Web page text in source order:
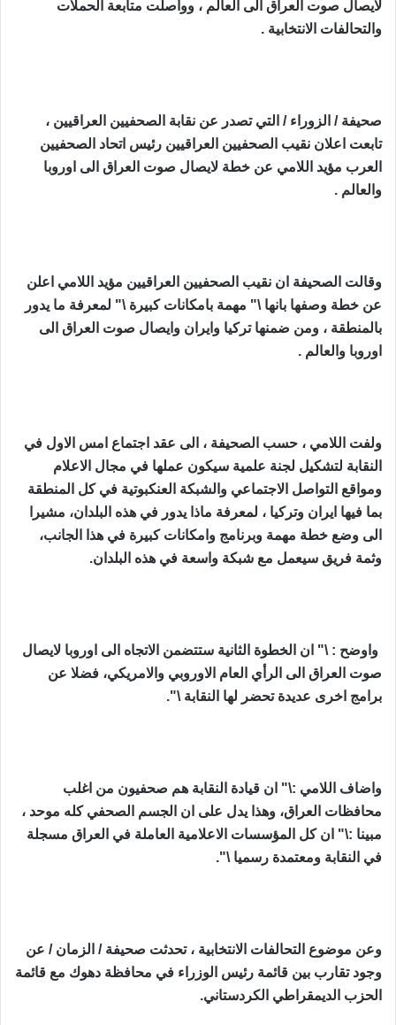
لايصال صوت العراق الى العالم ، وواصلت متابعة الحملات
والتحالفات ‏الانتخابية .‏
صحيفة / الزوراء / التي تصدر عن نقابة الصحفيين العراقيين ،
تابعت اعلان نقيب ‏الصحفيين العراقيين رئيس اتحاد الصحفيين
العرب مؤيد اللامي عن خطة لايصال ‏صوت العراق الى اوروبا
والعالم .‏
وقالت الصحيفة ان نقيب الصحفيين العراقيين مؤيد اللامي اعلن
عن خطة وصفها ‏بانها \" مهمة بامكانات كبيرة \" لمعرفة ما يدور
بالمنطقة ، ومن ضمنها تركيا وايران ‏وايصال صوت العراق الى
اوروبا والعالم .‏
ولفت اللامي ، حسب الصحيفة ، الى عقد اجتماع امس الاول في
النقابة لتشكيل لجنة ‏علمية سيكون عملها في مجال الاعلام
ومواقع التواصل الاجتماعي والشبكة العنكبوتية ‏في كل المنطقة
بما فيها ايران وتركيا ، لمعرفة ماذا يدور في هذه البلدان، مشيرا
الى ‏وضع خطة مهمة وبرنامج وامكانات كبيرة في هذا الجانب،
وثمة فريق سيعمل مع ‏شبكة واسعة في هذه البلدان.‏
‏ واوضح : \" ان الخطوة الثانية ستتضمن الاتجاه الى اوروبا لايصال
صوت العراق ‏الى الرأي العام الاوروبي والامريكي، فضلا عن
برامج اخرى عديدة تحضر لها ‏النقابة \".‏
واضاف اللامي :\" ان قيادة النقابة هم صحفيون من اغلب
محافظات العراق، وهذا ‏يدل على ان الجسم الصحفي كله موحد ،
مبينا :\" ان كل المؤسسات الاعلامية العاملة ‏في العراق مسجلة
في النقابة ومعتمدة رسميا \".‏
وعن موضوع التحالفات الانتخابية ، تحدثت صحيفة / الزمان / عن
وجود تقارب بين ‏قائمة رئيس الوزراء في محافظة دهوك مع قائمة
الحزب الديمقراطي الكردستاني.‏